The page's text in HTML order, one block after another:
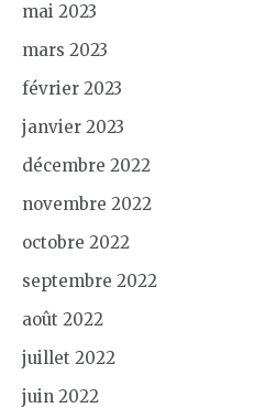
mai 2023
mars 2023
février 2023
janvier 2023
décembre 2022
novembre 2022
octobre 2022
septembre 2022
août 2022
juillet 2022
juin 2022